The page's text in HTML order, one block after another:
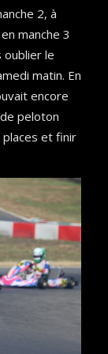
2, à
manche 3
oublier le
matin. En
encore
peloton
et finir